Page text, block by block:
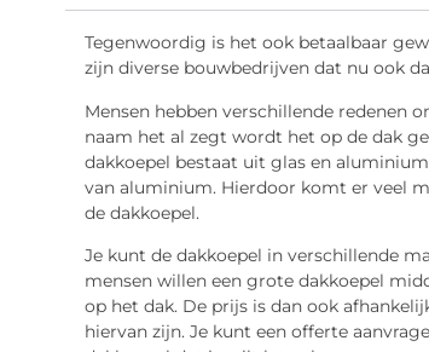
Tegenwoordig is het ook betaalbaar
zijn diverse bouwbedrijven dat nu ook
Mensen hebben verschillende redenen
naam het al zegt wordt het op de dak
dakkoepel bestaat uit glas en
van aluminium. Hierdoor komt er veel
de dakkoepel.
Je kunt de dakkoepel in verschillende
mensen willen een grote dakkoepel
op het dak. De prijs is dan ook
hiervan zijn. Je kunt een offerte